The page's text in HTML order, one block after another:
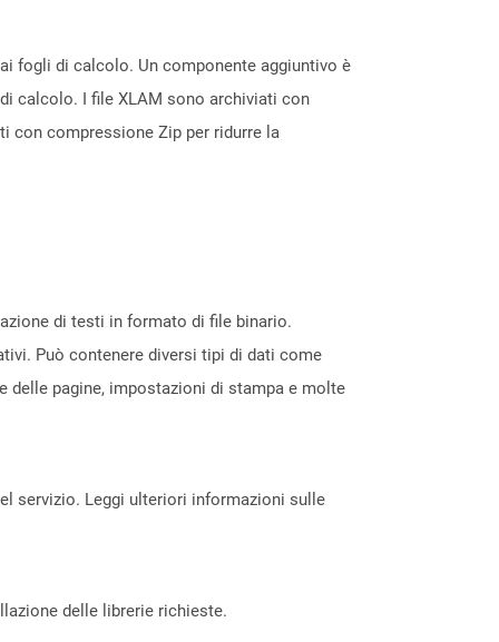
fogli di calcolo. Un componente aggiuntivo è
calcolo. I file XLAM sono archiviati con
con compressione Zip per ridurre la
di testi in formato di file binario.
Può contenere diversi tipi di dati come
delle pagine, impostazioni di stampa e molte
servizio. Leggi ulteriori informazioni sulle
delle librerie richieste.